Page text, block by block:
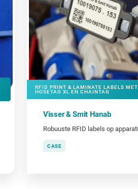
RFID PRINT & LAMINATE LABELS MET
HOSETAG XL EN CHAINTAG
Visser & Smit Hanab
CASE